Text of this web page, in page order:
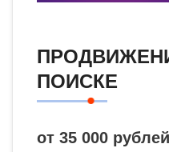
ПОИСКЕ
от 35 000 рублей